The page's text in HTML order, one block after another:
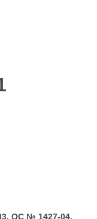
ОС № 1427-04,